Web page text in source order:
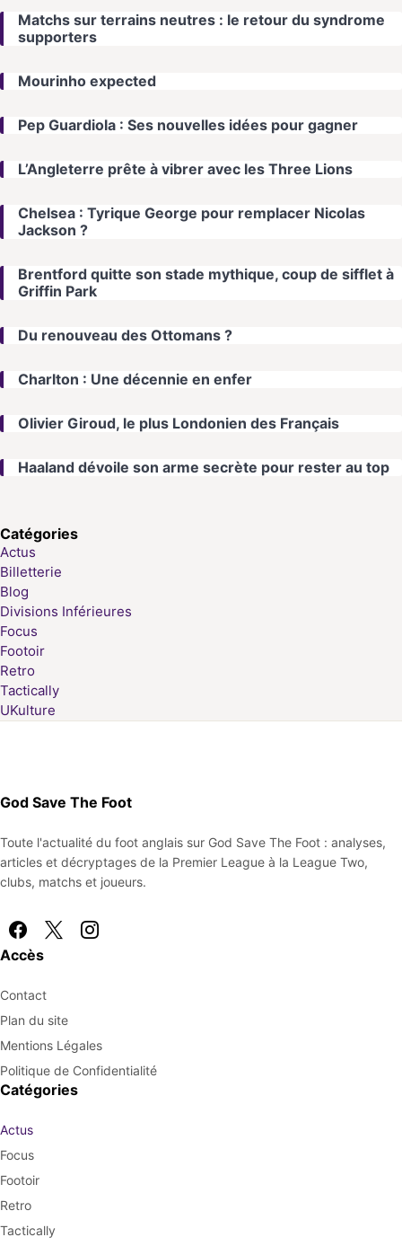
Matchs sur terrains neutres : le retour du syndrome
supporters
Mourinho expected
Pep Guardiola : Ses nouvelles idées pour gagner
L’Angleterre prête à vibrer avec les Three Lions
Chelsea : Tyrique George pour remplacer Nicolas
Jackson ?
Brentford quitte son stade mythique, coup de sifflet à
Griffin Park
Du renouveau des Ottomans ?
Charlton : Une décennie en enfer
Olivier Giroud, le plus Londonien des Français
Haaland dévoile son arme secrète pour rester au top
Catégories
Actus
Billetterie
Blog
Divisions Inférieures
Focus
Footoir
Retro
Tactically
UKulture
God Save The Foot
Toute l'actualité du foot anglais sur God Save The Foot : analyses,
articles et décryptages de la Premier League à la League Two,
clubs, matchs et joueurs.
Accès
Contact
Plan du site
Mentions Légales
Politique de Confidentialité
Catégories
Actus
Focus
Footoir
Retro
Tactically